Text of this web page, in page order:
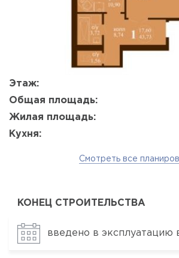
Этаж:
Общая площадь:
Жилая площадь:
Кухня:
Смотреть все
КОНЕЦ СТРОИТЕЛЬСТВА
введено в эксплуатацию